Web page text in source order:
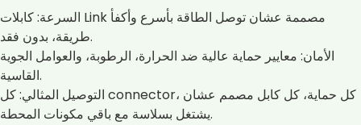
السرعة: كابلات Link مصممة عشان توصل الطاقة بأسرع وأكفأ
طريقة، بدون فقد.
الأمان: معايير حماية عالية ضد الحرارة، الرطوبة، والعوامل الجوية
القاسية.
التوصيل المثالي: كل connector، كل حماية، كل كابل مصمم عشان
يشتغل بسلاسة مع باقي مكونات المحطة.